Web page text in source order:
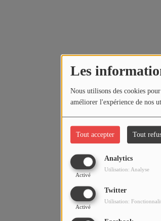
Les
Nous utilisons des cookies
améliorer l'expérience de nos
Tout accepter Tout
Analytics
Activé
Utilisation: Analyse
Twitter
Activé
Utilisation: